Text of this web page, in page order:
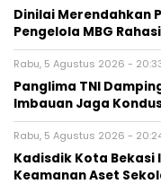
Dinilai Merendahkan
Pengelola MBG
Rabu, 5 Agustus 2026 -
Panglima TNI
Imbauan Jaga
Rabu, 5 Agustus 2026 -
Kadisdik Kota
Keamanan Aset